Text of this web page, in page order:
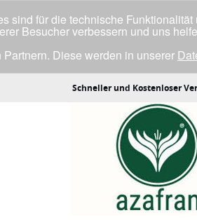
Schneller und Kostenloser
sind für die technische Funktionalität
Besucher verbessern und uns
Diese werden in unserer
Cookies einverstanden bist.